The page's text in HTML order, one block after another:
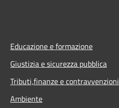
Educazione e formazione
Giustizia e sicurezza pubblica
Tributi,finanze e contravvenzioni
Ambiente